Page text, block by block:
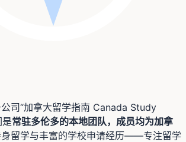
司“加拿大留学指南 Canada Study
常驻多伦多的本地团队，成员均为加拿
身留学与丰富的学校申请经历——专注留学